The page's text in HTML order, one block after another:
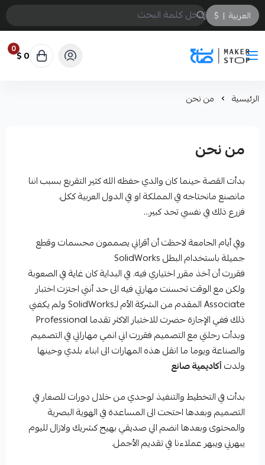
العربية |
$
صانع
0 0 $
الرئيسية من نحن
من نحن
بدأت القصة حينما كان والدي حفظه الله كثير التقريع بسبب اننا
مانصنع مانحتاجه في المملكة او في الدول العربية ككل.
فزرع ذلك في نفسي تحد كبير...
وفي أيام الجامعة لاحظت أن أقراني يصممون مجسمات وقطع
جميلة باستخدام البطل SolidWorks
فقررت أن آخذ مقرر اختياري فيه. في البداية كان غاية في الصعوبة
ولكن مع الوقت تحسنت مهارتي فيه الى حد أنني اجتزت اختبار
Associate المقدم من الشركة الأم لـSolidWorks ولم يكفني
ذلك ففي الإجازة حضرت للاختبار الاكثر تقدما Professional
وبدأت رحلتي مع التصميم فقررت اني انمي مهاراتي في التصميم
والصناعة ويوما ما انقل هذه المهارات الى ابناء بلدي وحينها
ولدتأكاديمية صانع
بدأت في التخطيط والتنفيذ لوحدي من خلال دورات للصغار في
التصميم وبعدها احتجت الى المساعدة في الهوية البصرية
والمحتوى وبعدها انضم الي صديقي بهيج كشريك ولازال لليوم
يبهرني ويبهر عملاءنا في تقديم الأجمل.